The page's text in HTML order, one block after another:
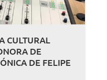
CULTURAL
DE
DE FELIPE